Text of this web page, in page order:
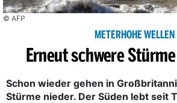
© AFP
METERHOHE WELLEN
Erneut schwere
Schon wieder gehen in
Stürme nieder. Der Süden lebt seit